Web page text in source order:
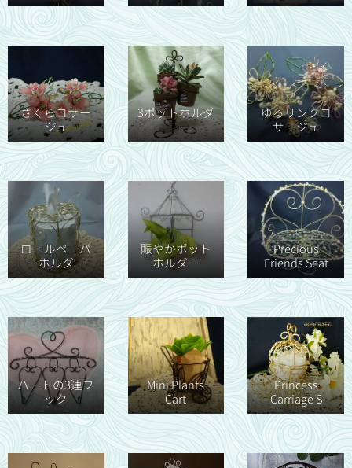
さくらコサー
ジュ
3ポットホルダ
ー
ゆるリンクコ
サージュ
ロールペーパ
ーホルダー
賑やかポット
ホルダー
Precious
Friends Seat
ハートの3連フ
ック
Mini Plants
Cart
Princess
Carriage S